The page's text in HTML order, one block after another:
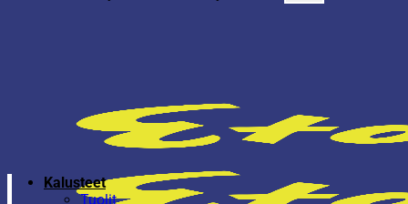
Kalusteet
Tuolit